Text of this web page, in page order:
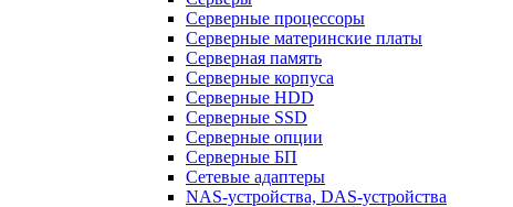
Серверные процессоры
Серверные материнские платы
Серверная память
Серверные корпуса
Серверные HDD
Серверные SSD
Серверные опции
Серверные БП
Сетевые адаптеры
NAS-устройства, DAS-устройства